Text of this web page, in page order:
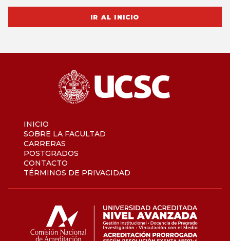
IR AL INICIO
INICIO
SOBRE LA FACULTAD
CARRERAS
POSTGRADOS
CONTACTO
TÉRMINOS DE PRIVACIDAD